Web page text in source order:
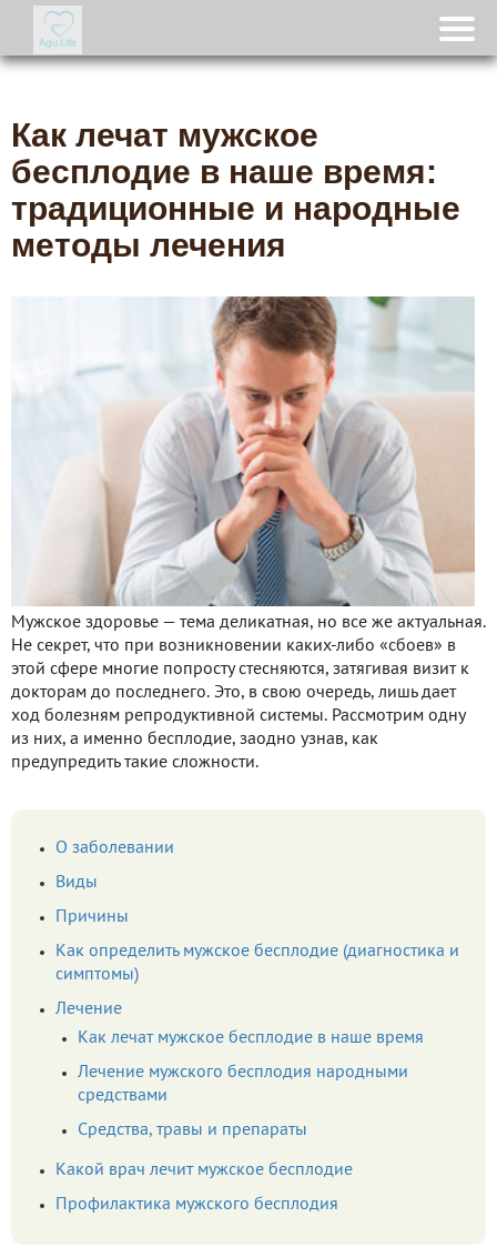
Как лечат мужское
бесплодие в наше время:
традиционные и народные
методы лечения
Мужское здоровье — тема деликатная, но все же актуальная.
Не секрет, что при возникновении каких-либо «сбоев» в
этой сфере многие попросту стесняются, затягивая визит к
докторам до последнего. Это, в свою очередь, лишь дает
ход болезням репродуктивной системы. Рассмотрим одну
из них, а именно бесплодие, заодно узнав, как
предупредить такие сложности.
О заболевании
Виды
Причины
Как определить мужское бесплодие (диагностика и
симптомы)
Лечение
Как лечат мужское бесплодие в наше время
Лечение мужского бесплодия народными
средствами
Средства, травы и препараты
Какой врач лечит мужское бесплодие
Профилактика мужского бесплодия